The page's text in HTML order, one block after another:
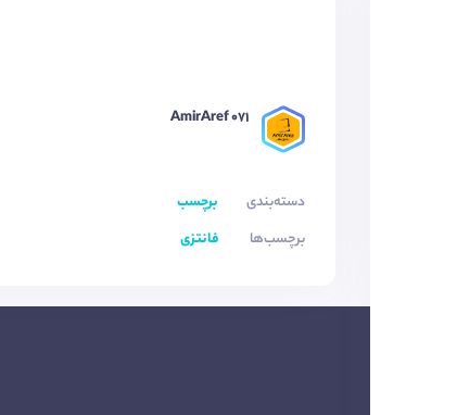
AmirAref 071
دسته‌بندی
برچسب
برچسب‌ها
فانتزی